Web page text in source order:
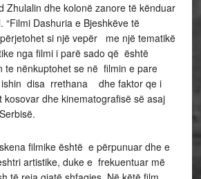
Zhulalin dhe kolonë zanore të kënduar
“Filmi Dashuria e Bjeshkëve të
si një vepër me një tematikë
nga filmi i parë sado që është
te nënkuptohet se në filmin e pare
ishin disa rrethana dhe faktor qe i
dhe kinematografisë së asaj
filmike është e përpunuar dhe e
artistike, duke e frekuentuar më